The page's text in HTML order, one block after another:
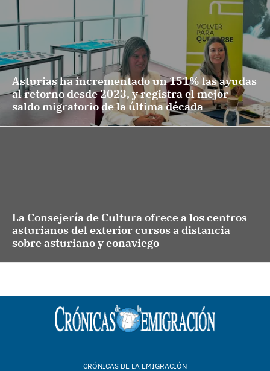
Asturias ha incrementado un 151% las ayudas
al retorno desde 2023, y registra el mejor
saldo migratorio de la última década
La Consejería de Cultura ofrece a los centros
asturianos del exterior cursos a distancia
sobre asturiano y eonaviego
CRÓNICAS DE LA EMIGRACIÓN